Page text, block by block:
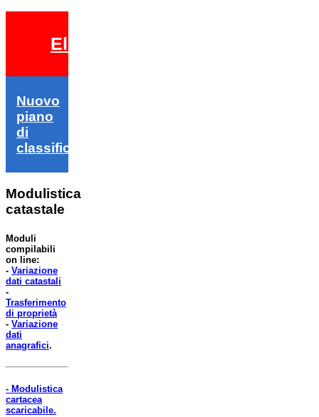
Elezioni 2026
Nuovo
piano
di
classifica
Modulistica
catastale
Moduli
compilabili
on line:
- Variazione
dati catastali
-
Trasferimento
di proprietà
- Variazione
dati
anagrafici.
- Modulistica
cartacea
scaricabile.